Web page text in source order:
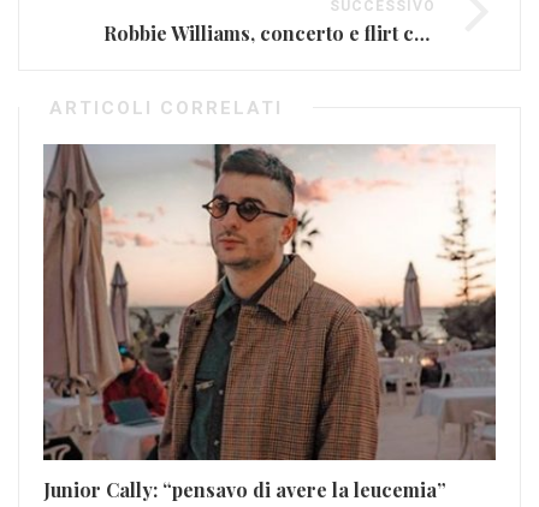
SUCCESSIVO
Robbie Williams, concerto e flirt con una teenager in Australia (VIDEO)
ARTICOLI CORRELATI
Junior Cally: “pensavo di avere la leucemia”